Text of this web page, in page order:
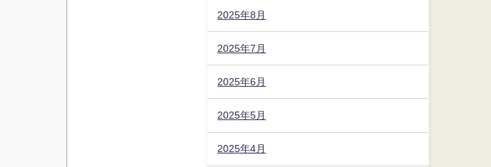
2025年8月
2025年7月
2025年6月
2025年5月
2025年4月